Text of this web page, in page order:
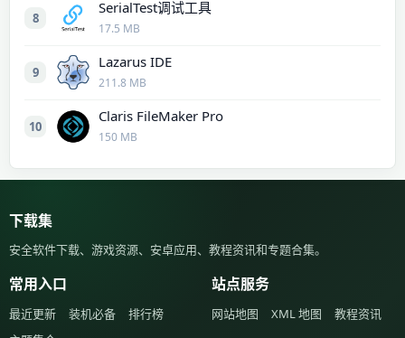
8
SerialTest调试工具
17.5 MB
9
Lazarus IDE
211.8 MB
10
Claris FileMaker Pro
150 MB
下载集
安全软件下载、游戏资源、安卓应用、教程资讯和专题合集。
常用入口
最近更新 装机必备
排行榜
站点服务
网站地图 XML 地图 教程资讯